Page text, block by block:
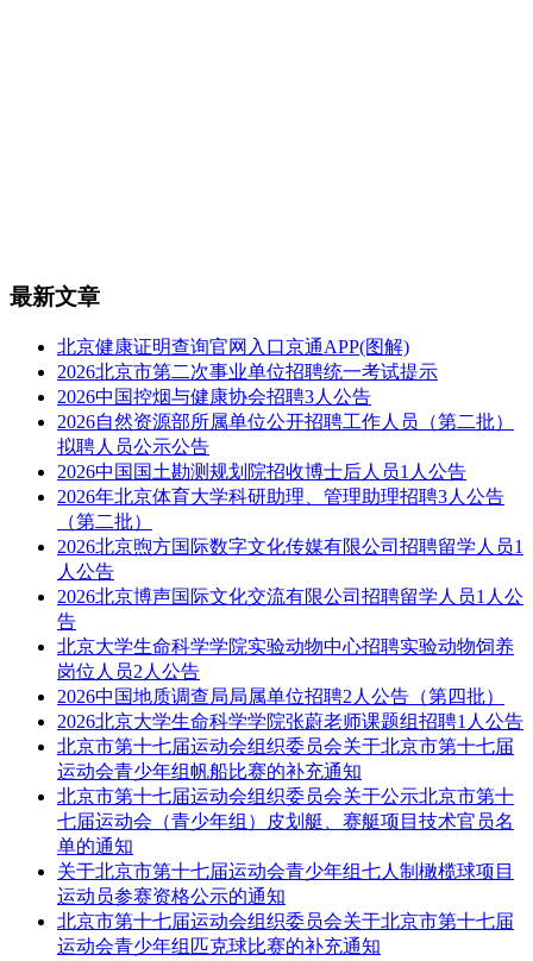
最新文章
北京健康证明查询官网入口京通APP(图解)
2026北京市第二次事业单位招聘统一考试提示
2026中国控烟与健康协会招聘3人公告
2026自然资源部所属单位公开招聘工作人员（第二批）
拟聘人员公示公告
2026中国国土勘测规划院招收博士后人员1人公告
2026年北京体育大学科研助理、管理助理招聘3人公告
（第二批）
2026北京煦方国际数字文化传媒有限公司招聘留学人员1
人公告
2026北京博声国际文化交流有限公司招聘留学人员1人公
告
北京大学生命科学学院实验动物中心招聘实验动物饲养
岗位人员2人公告
2026中国地质调查局局属单位招聘2人公告（第四批）
2026北京大学生命科学学院张蔚老师课题组招聘1人公告
北京市第十七届运动会组织委员会关于北京市第十七届
运动会青少年组帆船比赛的补充通知
北京市第十七届运动会组织委员会关于公示北京市第十
七届运动会（青少年组）皮划艇、赛艇项目技术官员名
单的通知
关于北京市第十七届运动会青少年组七人制橄榄球项目
运动员参赛资格公示的通知
北京市第十七届运动会组织委员会关于北京市第十七届
运动会青少年组匹克球比赛的补充通知